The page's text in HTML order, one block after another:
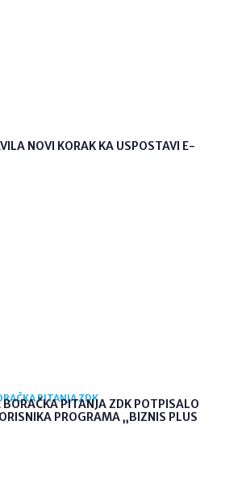
NOVI KORAK KA USPOSTAVI E-
PITANJA ZDK
PITANJA ZDK POTPISALO
PROGRAMA „BIZNIS PLUS